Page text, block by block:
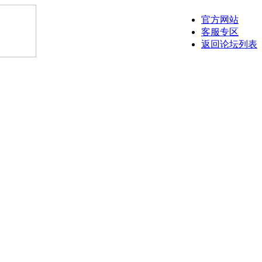
官方网站
客服专区
返回论坛列表